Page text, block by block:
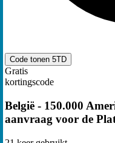
Code tonen 5TD
Gratis
kortingscode
België - 150.000
aanvraag voor de